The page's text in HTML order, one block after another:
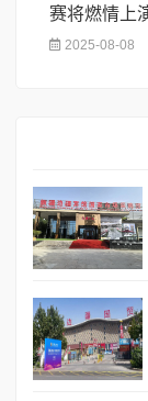
赛将燃情上
2025-08-08